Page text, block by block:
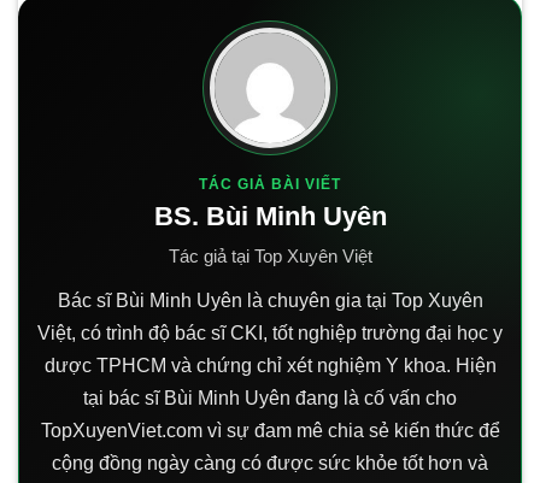
TÁC GIẢ BÀI VIẾT
BS. Bùi Minh Uyên
Tác giả tại Top Xuyên Việt
Bác sĩ Bùi Minh Uyên là chuyên gia tại Top Xuyên
Việt, có trình độ bác sĩ CKI, tốt nghiệp trường đại học y
dược TPHCM và chứng chỉ xét nghiệm Y khoa. Hiện
tại bác sĩ Bùi Minh Uyên đang là cố vấn cho
TopXuyenViet.com vì sự đam mê chia sẻ kiến thức để
cộng đồng ngày càng có được sức khỏe tốt hơn và